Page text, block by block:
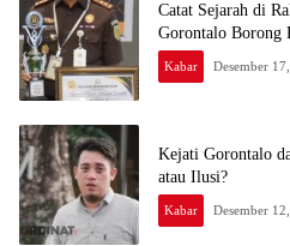
Catat Sejarah di
Gorontalo Borong
Kabar Desember
Kejati Gorontalo
atau Ilusi?
Kabar Desember